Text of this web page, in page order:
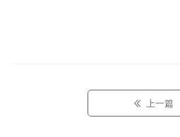
上一篇